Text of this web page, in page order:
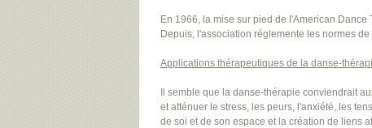
En 1966, la mise sur pied de l'American
Depuis, l'association réglemente les normes
Applications thérapeutiques de la danse-
Il semble que la danse-thérapie conviendrait
et atténuer le stress, les peurs, l'anxiété, les
de soi et de son espace et la création de liens